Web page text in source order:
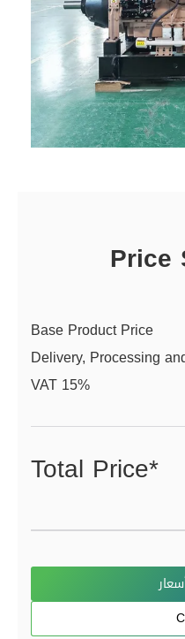
Price
Base Product Price
Delivery, Processing
VAT 15%
Total Price*